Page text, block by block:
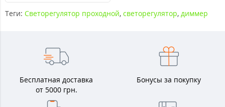
Теги: Светорегулятор проходной, светорегулятор, диммер
Бесплатная доставка
от 5000 грн.
Бонусы за покупку